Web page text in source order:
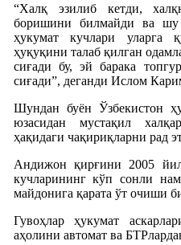
“Халқ эзилиб кетди,
боришини билмайди ва шу
ҳукумат кучлари уларга
ҳуқуқини талаб қилган
сиғади бу, эй барака
сиғади”, деганди Ислом
Шундан буён Ўзбекистон
юзасидан мустақил
ҳақидаги чақириқларни рад
Андижон қирғини 2005
кучларининг кўп сонли
майдонига қарата ўт очиши
Гувоҳлар ҳукумат
аҳолини автомат ва